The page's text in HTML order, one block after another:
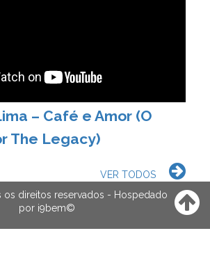
– Café e Amor (O
The Legacy)
VER TODOS
direitos reservados - Hospedado
por i9bem©